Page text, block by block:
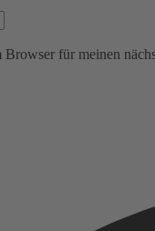
für meinen